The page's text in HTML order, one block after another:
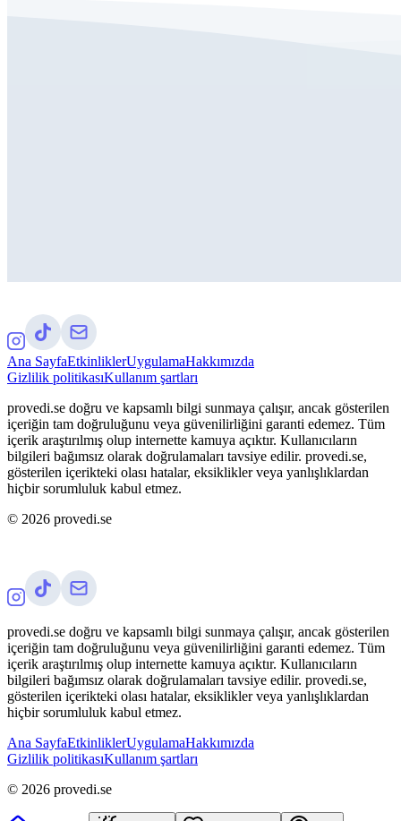
Ana SayfaEtkinliklerUygulamaHakkımızda
Gizlilik politikasıKullanım şartları
provedi.se doğru ve kapsamlı bilgi sunmaya çalışır, ancak gösterilen
içeriğin tam doğruluğunu veya güvenilirliğini garanti edemez. Tüm
içerik araştırılmış olup internette kamuya açıktır. Kullanıcıların
bilgileri bağımsız olarak doğrulamaları tavsiye edilir. provedi.se,
gösterilen içerikteki olası hatalar, eksiklikler veya yanlışlıklardan
hiçbir sorumluluk kabul etmez.
© 2026 provedi.se
provedi.se doğru ve kapsamlı bilgi sunmaya çalışır, ancak gösterilen
içeriğin tam doğruluğunu veya güvenilirliğini garanti edemez. Tüm
içerik araştırılmış olup internette kamuya açıktır. Kullanıcıların
bilgileri bağımsız olarak doğrulamaları tavsiye edilir. provedi.se,
gösterilen içerikteki olası hatalar, eksiklikler veya yanlışlıklardan
hiçbir sorumluluk kabul etmez.
Ana SayfaEtkinliklerUygulamaHakkımızda
Gizlilik politikasıKullanım şartları
© 2026 provedi.se